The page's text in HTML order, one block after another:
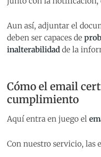
Aun así, adjuntar el
deben ser capaces de
inalterabilidad de la
Cómo el email
cumplimiento
Aquí entra en juego el
Con nuestro servicio, las